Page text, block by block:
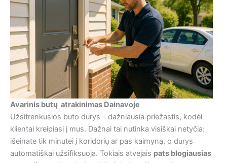
Avarinis butų atrakinimas Dainavoje
Užsitrenkusios buto durys – dažniausia priežastis, kodėl
klientai kreipiasi į mus. Dažnai tai nutinka visiškai netyčia:
išeinate tik minutei į koridorių ar pas kaimyną, o durys
automatiškai užsifiksuoja. Tokiais atvejais pats blogiausias